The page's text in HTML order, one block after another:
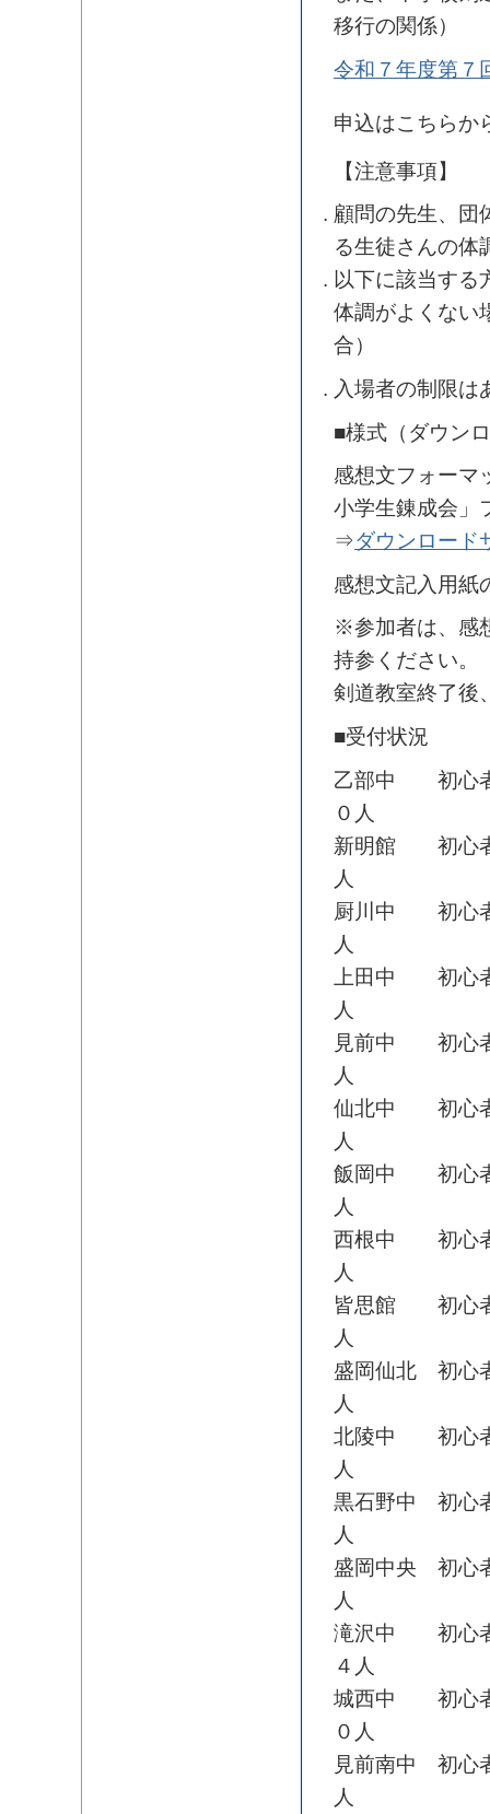
移行の関係）
令和７年度第７
申込はこちら
【注意事項】
顧問の先生、団
る生徒さんの体
以下に該当する
体調がよくない
合）
入場者の制限は
■様式（ダウン
感想文フォーマ
小学生錬成会」
⇒ダウンロード
感想文記入用紙
※参加者は、感
持参ください。
剣道教室終了後
■受付状況
乙部中 初心者
０人
新明館 初心者
人
厨川中 初心者
人
上田中 初心者
人
見前中 初心者
人
仙北中 初心者
人
飯岡中 初心者
人
西根中 初心者
人
皆思館 初心者
人
盛岡仙北 初心
人
北陵中 初心者
人
黒石野中 初心
人
盛岡中央 初心
人
滝沢中 初心者
４人
城西中 初心者
０人
見前南中 初心
人